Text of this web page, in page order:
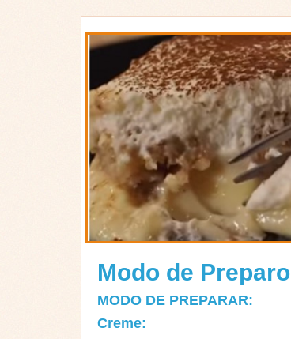
Modo de Preparo
MODO DE PREPARAR:
Creme: